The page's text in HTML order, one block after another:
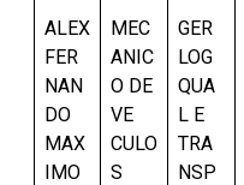
ALEX
FER
NAN
DO
MAX
IMO
MEC
ANIC
O DE
VE
CULO
S
GER
LOG
QUA
L E
TRA
NSP